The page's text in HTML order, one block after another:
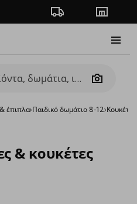
Πορεία παραγγελίας
Camera
έπιπλα›Παιδικό δωμάτιο 8-12›
& κουκέτες